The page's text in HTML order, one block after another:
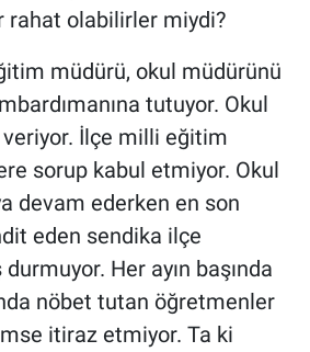
rahat olabilirler miydi?
müdürü, okul müdürünü
tutuyor. Okul
veriyor. İlçe milli eğitim
sorup kabul etmiyor. Okul
devam ederken en son
eden sendika ilçe
Her ayın başında
nöbet tutan öğretmenler
itiraz etmiyor. Ta ki